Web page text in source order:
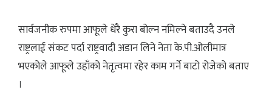
सार्वजनीक रुपमा आफूले धेरै कुरा बोल्न नमिल्ने बताउदै उनले
राष्ट्रलाई संकट पर्दा राष्ट्रवादी अडान लिने नेता के.पी.ओलीमात्र
भएकोले आफूले उहाँको नेतृत्वमा रहेर काम गर्ने बाटो रोजेको बताए
।